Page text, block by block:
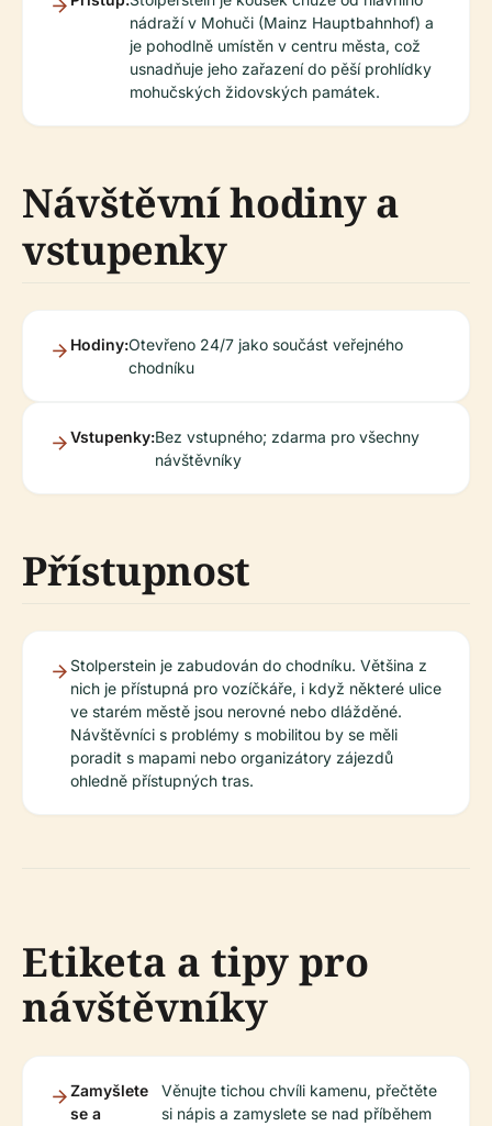
nádraží v Mohuči (Mainz Hauptbahnhof) a
je pohodlně umístěn v centru města, což
usnadňuje jeho zařazení do pěší prohlídky
mohučských židovských památek.
Návštěvní hodiny a
vstupenky
Hodiny:Otevřeno 24/7 jako součást veřejného
chodníku
Vstupenky:Bez vstupného; zdarma pro všechny
návštěvníky
Přístupnost
Stolperstein je zabudován do chodníku. Většina z
nich je přístupná pro vozíčkáře, i když některé ulice
ve starém městě jsou nerovné nebo dlážděné.
Návštěvníci s problémy s mobilitou by se měli
poradit s mapami nebo organizátory zájezdů
ohledně přístupných tras.
Etiketa a tipy pro
návštěvníky
Zamyšlete
se a
Věnujte tichou chvíli kamenu, přečtěte
si nápis a zamyslete se nad příběhem